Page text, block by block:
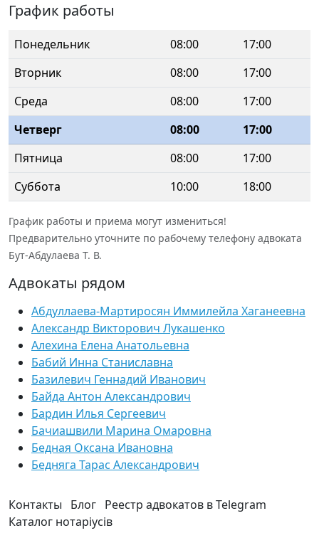
График работы
Понедельник 08:00
17:00
Вторник
08:00
17:00
Среда
08:00
17:00
Четверг
08:00
17:00
Пятница
08:00
17:00
Суббота
10:00 18:00
График работы и приема могут измениться!
Предварительно уточните по рабочему телефону адвоката
Бут-Абдулаева Т. В.
Адвокаты рядом
Абдуллаева-Мартиросян Иммилейла Хаганеевна
Александр Викторович Лукашенко
Алехина Елена Анатольевна
Бабий Инна Станиславна
Базилевич Геннадий Иванович
Байда Антон Александрович
Бардин Илья Сергеевич
Бачиашвили Марина Омаровна
Бедная Оксана Ивановна
Бедняга Тарас Александрович
Контакты Блог Реестр адвокатов в Telegram
Каталог нотаріусів